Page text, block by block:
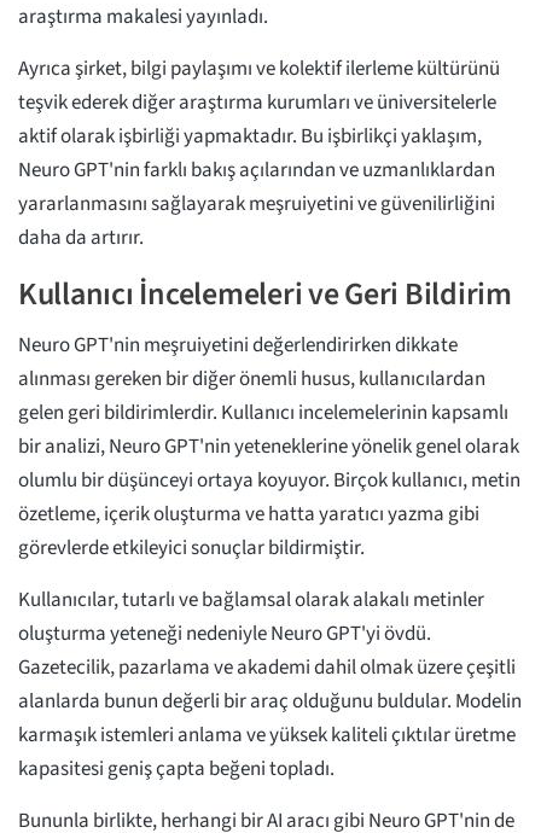
araştırma makalesi yayınladı.
Ayrıca şirket, bilgi paylaşımı ve kolektif ilerleme kültürünü
teşvik ederek diğer araştırma kurumları ve üniversitelerle
aktif olarak işbirliği yapmaktadır. Bu işbirlikçi yaklaşım,
Neuro GPT'nin farklı bakış açılarından ve uzmanlıklardan
yararlanmasını sağlayarak meşruiyetini ve güvenilirliğini
daha da artırır.
Kullanıcı İncelemeleri ve Geri Bildirim
Neuro GPT'nin meşruiyetini değerlendirirken dikkate
alınması gereken bir diğer önemli husus, kullanıcılardan
gelen geri bildirimlerdir. Kullanıcı incelemelerinin kapsamlı
bir analizi, Neuro GPT'nin yeteneklerine yönelik genel olarak
olumlu bir düşünceyi ortaya koyuyor. Birçok kullanıcı, metin
özetleme, içerik oluşturma ve hatta yaratıcı yazma gibi
görevlerde etkileyici sonuçlar bildirmiştir.
Kullanıcılar, tutarlı ve bağlamsal olarak alakalı metinler
oluşturma yeteneği nedeniyle Neuro GPT'yi övdü.
Gazetecilik, pazarlama ve akademi dahil olmak üzere çeşitli
alanlarda bunun değerli bir araç olduğunu buldular. Modelin
karmaşık istemleri anlama ve yüksek kaliteli çıktılar üretme
kapasitesi geniş çapta beğeni topladı.
Bununla birlikte, herhangi bir AI aracı gibi Neuro GPT'nin de